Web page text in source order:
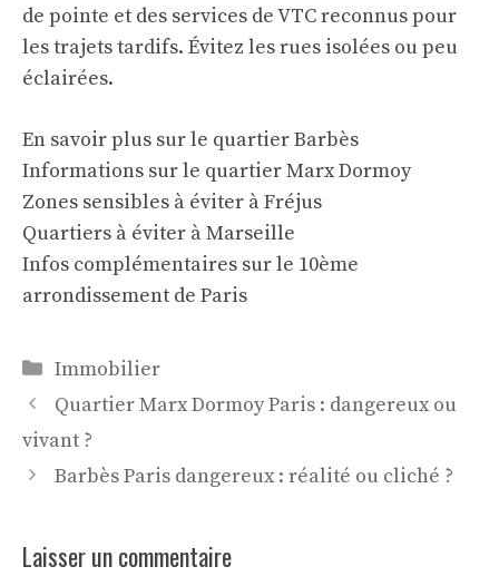
de pointe et des services de VTC reconnus pour
les trajets tardifs. Évitez les rues isolées ou peu
éclairées.
En savoir plus sur le quartier Barbès
Informations sur le quartier Marx Dormoy
Zones sensibles à éviter à Fréjus
Quartiers à éviter à Marseille
Infos complémentaires sur le 10ème
arrondissement de Paris
Catégories
Immobilier
Quartier Marx Dormoy Paris : dangereux ou
vivant ?
Barbès Paris dangereux : réalité ou cliché ?
Laisser un commentaire